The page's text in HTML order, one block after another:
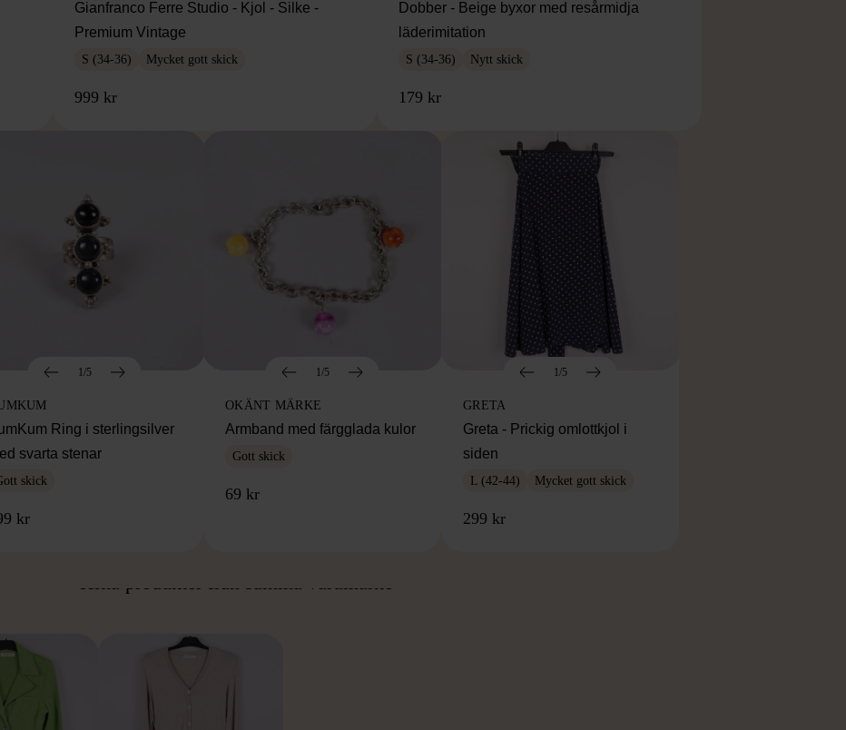
Gianfranco Ferre Studio - Kjol - Silke -
Premium Vintage
S (34-36) Mycket gott skick
999 kr
Dobber - Beige byxor med resårmidja
läderimitation
S (34-36) Nytt skick
179 kr
1/5
Ring i sterlingsilver
svarta stenar
skick
kr
1/5
OKÄNT MÄRKE
Armband med färgglada kulor
Gott skick
69 kr
1/5
GRETA
Greta - Prickig omlottkjol i
siden
L (42-44) Mycket gott skick
299 kr
Hitta produkter från samma varumärke